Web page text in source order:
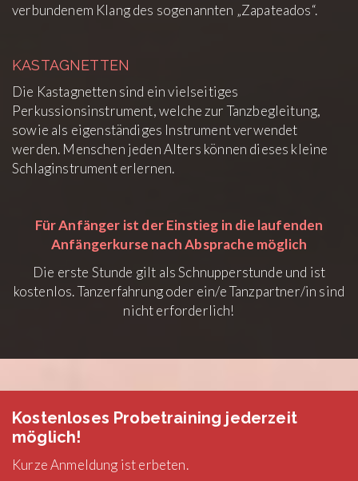
verbundenem Klang des sogenannten „Zapateados“.
KASTAGNETTEN
Die Kastagnetten sind ein vielseitiges
Perkussionsinstrument, welche zur Tanzbegleitung,
sowie als eigenständiges Instrument verwendet
werden. Menschen jeden Alters können dieses kleine
Schlaginstrument erlernen.
Für Anfänger ist der Einstieg in die laufenden
Anfängerkurse nach Absprache möglich
Die erste Stunde gilt als Schnupperstunde und ist
kostenlos. Tanzerfahrung oder ein/e Tanzpartner/in sind
nicht erforderlich!
Kostenloses Probetraining jederzeit
möglich!
Kurze Anmeldung ist erbeten.